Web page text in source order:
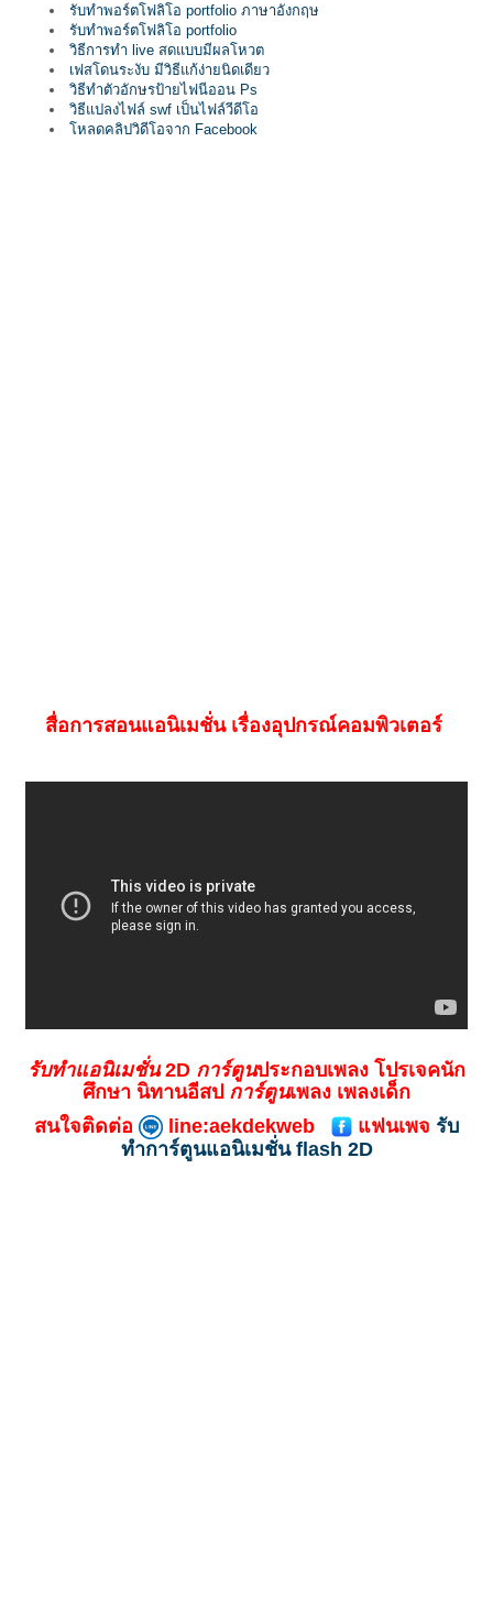
รับทำพอร์ตโฟลิโอ portfolio ภาษาอังกฤษ
รับทำพอร์ตโฟลิโอ portfolio
วิธีการทำ live สดแบบมีผลโหวต
เฟสโดนระงับ มีวิธีแก้ง่ายนิดเดียว
วิธีทำตัวอักษรป้ายไฟนีออน Ps
วิธีแปลงไฟล์ swf เป็นไฟล์วีดีโอ
โหลดคลิปวิดีโอจาก Facebook
สื่อการสอนแอนิเมชั่น เรื่องอุปกรณ์คอมพิวเตอร์
รับทำแอนิเมชั่น2D การ์ตูนประกอบเพลง โปรเจคนัก
ศึกษา นิทานอีสป การ์ตูนเพลง เพลงเด็ก
สนใจติดต่อ
line:aekdekweb แฟนเพจ รับ
ทําการ์ตูนแอนิเมชั่น flash 2D